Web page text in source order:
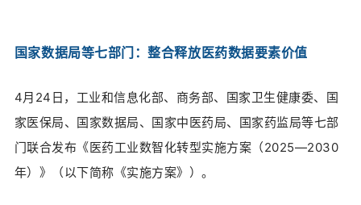
国家数据局等七部门：整合释放医药数据要素价值
4月24日，工业和信息化部、商务部、国家卫生健康委、国
家医保局、国家数据局、国家中医药局、国家药监局等七部
门联合发布《医药工业数智化转型实施方案（2025—2030
年）》（以下简称《实施方案》）。